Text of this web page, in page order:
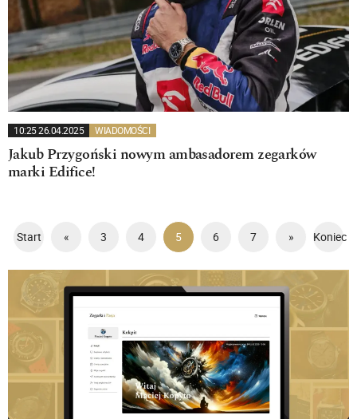
10:25 26.04.2025 WIADOMOŚCI
Jakub Przygoński nowym ambasadorem zegarków
marki Edifice!
Start « 3 4 5 6 7 » Koniec